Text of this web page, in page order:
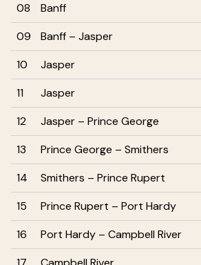
08
Banff
09
Banff – Jasper
10
Jasper
11
Jasper
12
Jasper – Prince George
13
Prince George – Smithers
14
Smithers – Prince Rupert
15
Prince Rupert – Port Hardy
16
Port Hardy – Campbell River